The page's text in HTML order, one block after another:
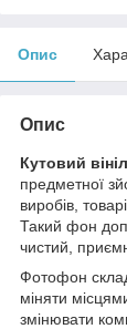
Опис
Опис
Кутовий
предметної
виробів,
Такий фон
чистий,
Фотофон
міняти
змінювати